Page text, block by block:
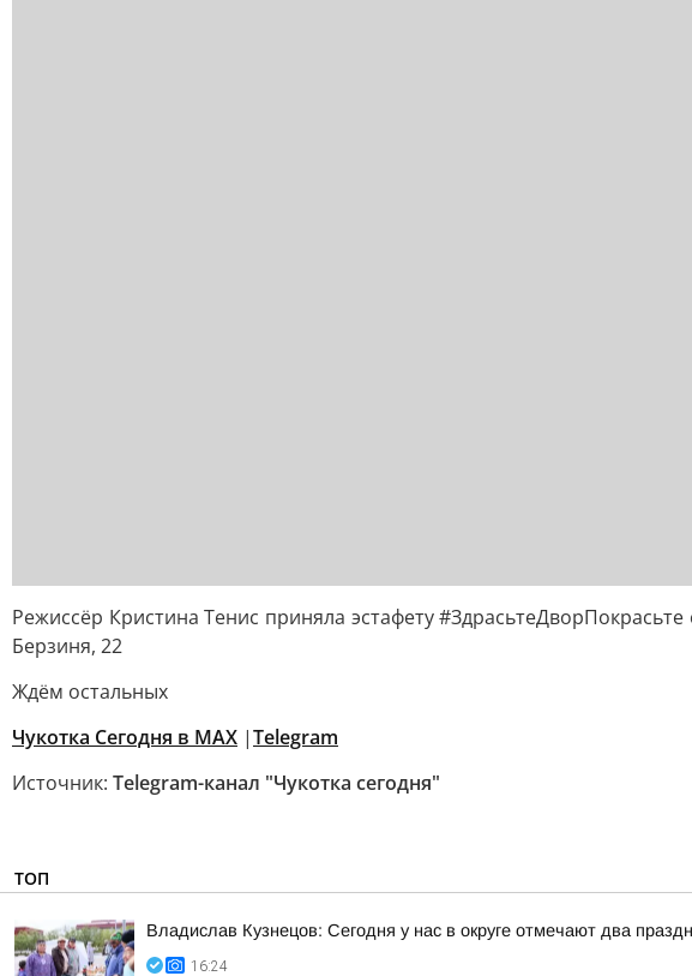
Режиссёр Кристина Тенис приняла эстафету
Берзиня, 22
Ждём остальных
Чукотка Сегодня в МАХ |Telegram
Источник: Telegram-канал "Чукотка сегодня"
ТОП
Владислав Кузнецов: Сегодня у нас в округе отмечают два
16:24